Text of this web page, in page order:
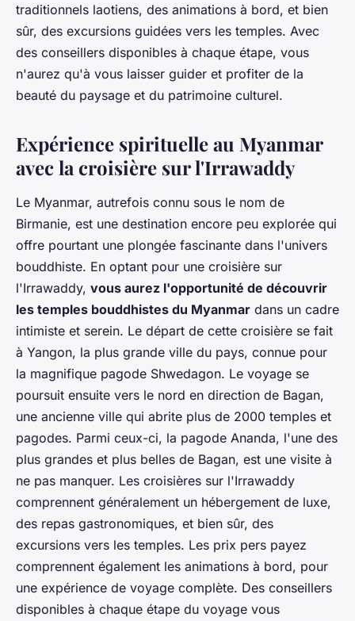
traditionnels laotiens, des animations à bord, et bien
sûr, des excursions guidées vers les temples. Avec
des conseillers disponibles à chaque étape, vous
n'aurez qu'à vous laisser guider et profiter de la
beauté du paysage et du patrimoine culturel.
Expérience spirituelle au Myanmar
avec la croisière sur l'Irrawaddy
Le Myanmar, autrefois connu sous le nom de
Birmanie, est une destination encore peu explorée qui
offre pourtant une plongée fascinante dans l'univers
bouddhiste. En optant pour une croisière sur
l'Irrawaddy, vous aurez l'opportunité de découvrir
les temples bouddhistes du Myanmar dans un cadre
intimiste et serein. Le départ de cette croisière se fait
à Yangon, la plus grande ville du pays, connue pour
la magnifique pagode Shwedagon. Le voyage se
poursuit ensuite vers le nord en direction de Bagan,
une ancienne ville qui abrite plus de 2000 temples et
pagodes. Parmi ceux-ci, la pagode Ananda, l'une des
plus grandes et plus belles de Bagan, est une visite à
ne pas manquer. Les croisières sur l'Irrawaddy
comprennent généralement un hébergement de luxe,
des repas gastronomiques, et bien sûr, des
excursions vers les temples. Les prix pers payez
comprennent également les animations à bord, pour
une expérience de voyage complète. Des conseillers
disponibles à chaque étape du voyage vous